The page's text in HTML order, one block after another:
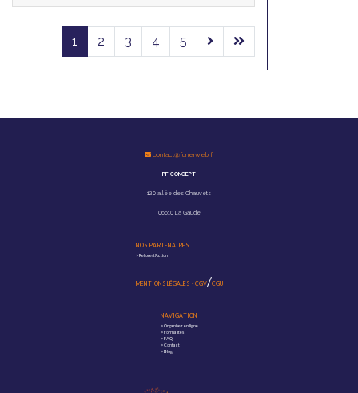
1 2 3 4 5
contact@funerweb.fr
PF CONCEPT
120 allée des Chauvets
06610 La Gaude
NOS PARTENAIRES
>Reforest'Action
MENTIONS LÉGALES - CGV/CGU
NAVIGATION
>Organisez en ligne
>Formalités
>FAQ
>Contact
>Blog